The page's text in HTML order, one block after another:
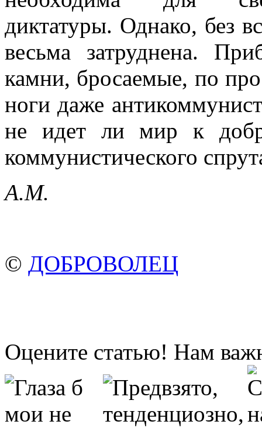
диктатуры. Однако, без
весьма затруднена.
камни, бро­саемые, по
ноги даже
не идет ли мир к
коммунистического
A.M.
© ДОБРОВОЛЕЦ
Оцените статью! Нам